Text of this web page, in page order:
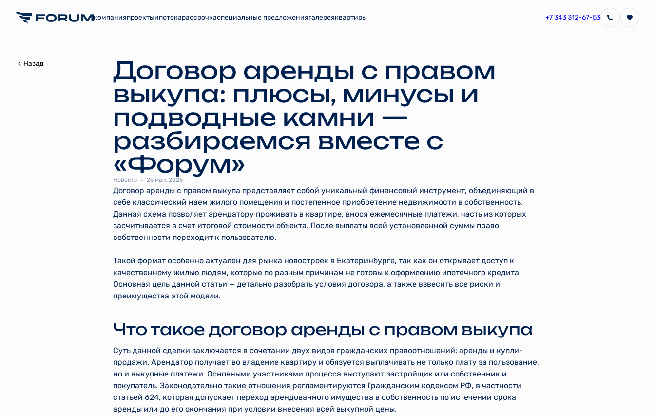
компанияпроектыипотекарассрочкаспециальные предложениягалереяквартиры +7 343 312-67-53
Назад
Договор аренды с правом
выкупа: плюсы, минусы и
подводные камни —
разбираемся вместе с
«Форум»
Новость 25 май. 2026
Договор аренды с правом выкупа представляет собой уникальный финансовый инструмент, объединяющий в
себе классический наем жилого помещения и постепенное приобретение недвижимости в собственность.
Данная схема позволяет арендатору проживать в квартире, внося ежемесячные платежи, часть из которых
засчитывается в счет итоговой стоимости объекта. После выплаты всей установленной суммы право
собственности переходит к пользователю.
Такой формат особенно актуален для рынка новостроек в Екатеринбурге, так как он открывает доступ к
качественному жилью людям, которые по разным причинам не готовы к оформлению ипотечного кредита.
Основная цель данной статьи — детально разобрать условия договора, а также взвесить все риски и
преимущества этой модели.
Что такое договор аренды с правом выкупа
Суть данной сделки заключается в сочетании двух видов гражданских правоотношений: аренды и купли-
продажи. Арендатор получает во владение квартиру и обязуется выплачивать не только плату за пользование,
но и выкупные платежи. Основными участниками процесса выступают застройщик или собственник и
покупатель. Законодательно такие отношения регламентируются Гражданским кодексом РФ, в частности
статьей 624, которая допускает переход арендованного имущества в собственность по истечении срока
аренды или до его окончания при условии внесения всей выкупной цены.